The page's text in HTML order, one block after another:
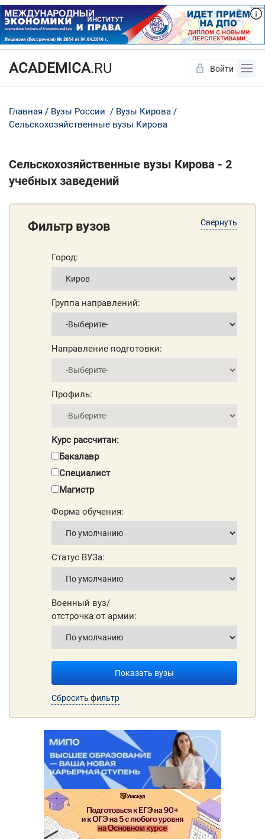
ACADEMICA.RU Войти
Главная Вузы России
Вузы Кирова
Сельскохозяйственные вузы Кирова
Сельскохозяйственные вузы Кирова - 2
учебных заведений
Свернуть
Фильтр вузов
Город:
Группа направлений:
Направление подготовки:
Профиль:
Курс рассчитан:
Бакалавр
Специалист
Магистр
Форма обучения:
Статус ВУЗа:
Военный вуз/
отстрочка от армии:
Показать вузы
Сбросить фильтр
Да Нет